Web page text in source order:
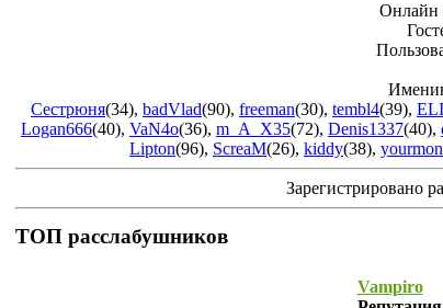
Онлайн
Сестрюня(34), badVlad(90), freeman(30), tembl4(39),
Logan666(40), VaN4o(36), m_A_X35(72), Denis1337(40),
Lipton(96), ScreaM(26), kiddy(38),
Зарегистрировано
ТОП расслабушников
Vampiro